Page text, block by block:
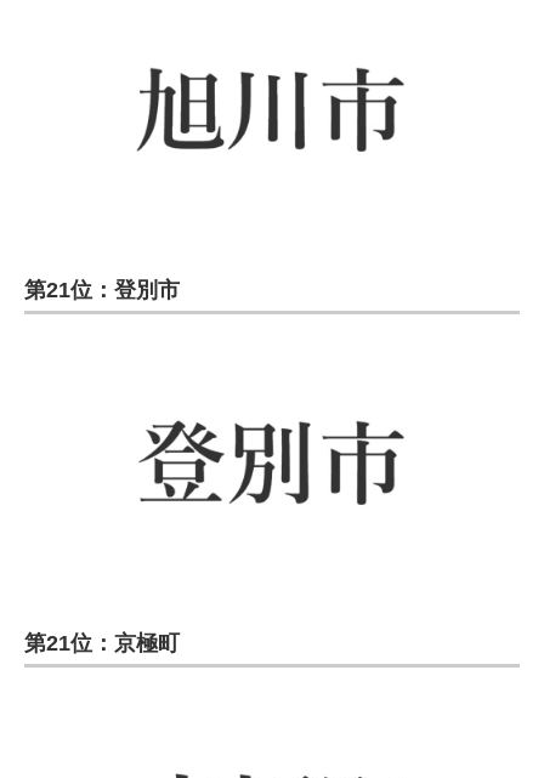
第21位：登別市
第21位：京極町